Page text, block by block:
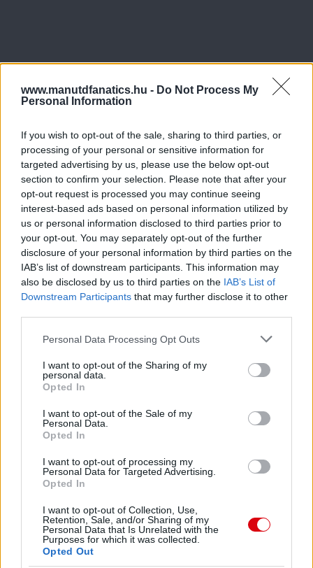
www.manutdfanatics.hu - Do Not Process My
Personal Information
If you wish to opt-out of the sale, sharing to third parties, or
processing of your personal or sensitive information for
targeted advertising by us, please use the below opt-out
section to confirm your selection. Please note that after your
opt-out request is processed you may continue seeing
interest-based ads based on personal information utilized by
us or personal information disclosed to third parties prior to
your opt-out. You may separately opt-out of the further
disclosure of your personal information by third parties on the
IAB’s list of downstream participants. This information may
also be disclosed by us to third parties on the IAB’s List of
Downstream Participants that may further disclose it to other
Please note that this website/app uses one or more Google
not limited to your visit or usage behaviour. You may click to
grant or deny consent to Google and its third-party tags to
use your data for below specified purposes in below Google
consent section.
Personal Data Processing Opt Outs
I want to opt-out of the Sharing of my
personal data.
Opted In
I want to opt-out of the Sale of my
Personal Data.
Opted In
I want to opt-out of processing my
Personal Data for Targeted Advertising.
Opted In
I want to opt-out of Collection, Use,
Retention, Sale, and/or Sharing of my
Personal Data that Is Unrelated with the
Purposes for which it was collected.
Opted Out
Meccs Center
Paris Saint-Germainvs
Manchester United
Nya Ullevi, Göteborg
2026-08-08 17:00
2 nap 12 óra 54 perc 33 másodperc
AC MilanvsManchester United2026-08-15 18:00
ELŐZŐ MÉRKŐZÉSEK
Támogatás